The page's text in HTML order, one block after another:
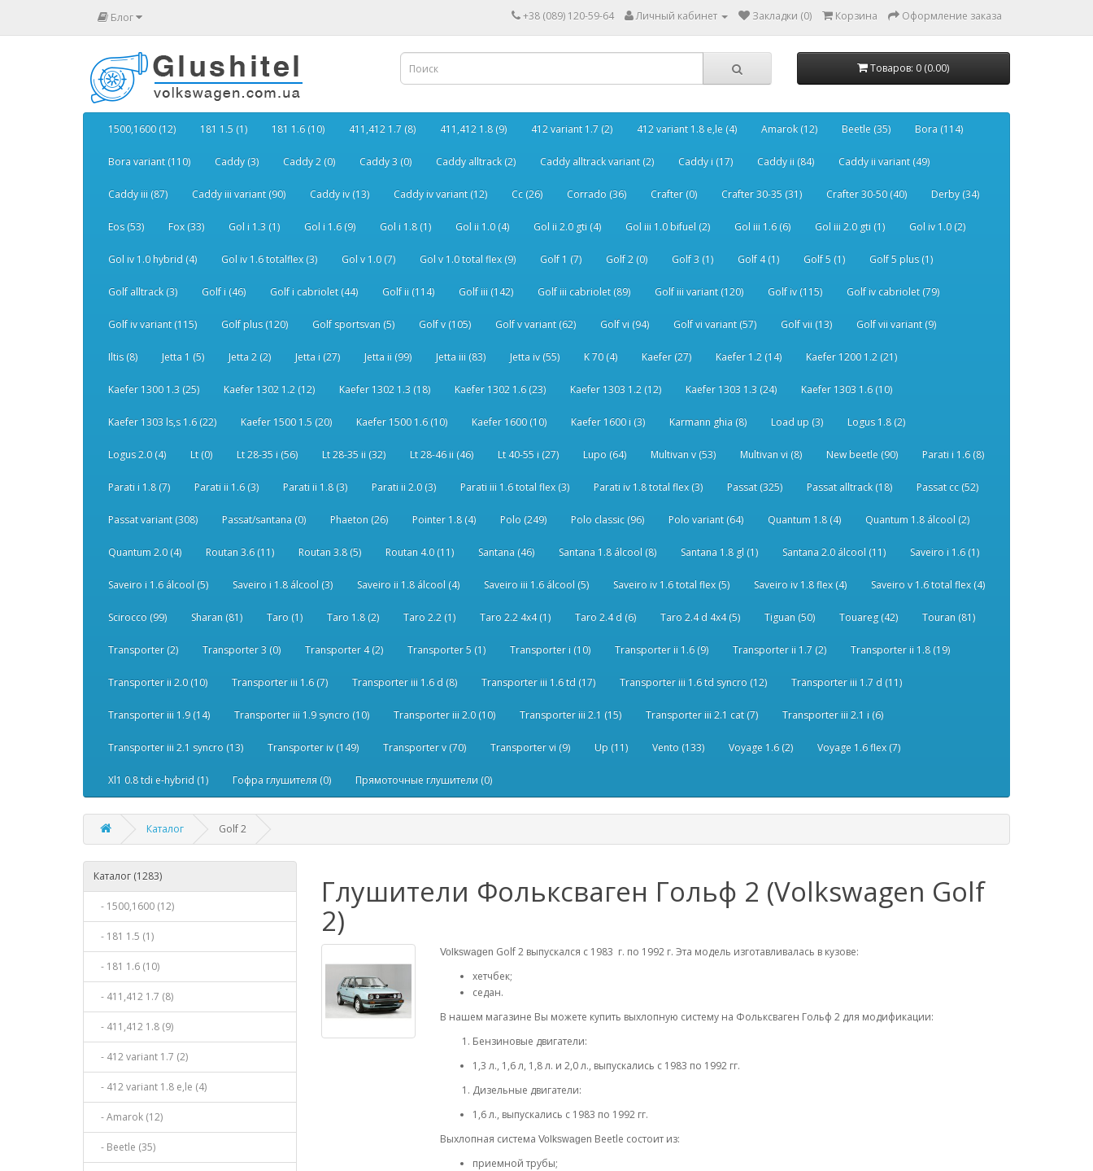
Блог +38 (089) 120-59-64 Личный кабинет Закладки (0) Корзина Оформление заказа
Товаров: 0 (0.00)
1500,1600 (12) 181 1.5 (1) 181 1.6 (10) 411,412 1.7 (8) 411,412 1.8 (9) 412 variant 1.7 (2) 412 variant 1.8 e,le (4) Amarok (12) Beetle (35) Bora (114)
Bora variant (110) Caddy (3) Caddy 2 (0) Caddy 3 (0) Caddy alltrack (2) Caddy alltrack variant (2) Caddy i (17) Caddy ii (84) Caddy ii variant (49)
Caddy iii (87) Caddy iii variant (90) Caddy iv (13) Caddy iv variant (12) Cc (26) Corrado (36) Crafter (0) Crafter 30-35 (31) Crafter 30-50 (40) Derby (34)
Eos (53) Fox (33) Gol i 1.3 (1) Gol i 1.6 (9) Gol i 1.8 (1) Gol ii 1.0 (4) Gol ii 2.0 gti (4) Gol iii 1.0 bifuel (2) Gol iii 1.6 (6) Gol iii 2.0 gti (1) Gol iv 1.0 (2)
Gol iv 1.0 hybrid (4) Gol iv 1.6 totalflex (3) Gol v 1.0 (7) Gol v 1.0 total flex (9) Golf 1 (7) Golf 2 (0) Golf 3 (1) Golf 4 (1) Golf 5 (1) Golf 5 plus (1)
Golf alltrack (3) Golf i (46) Golf i cabriolet (44) Golf ii (114) Golf iii (142) Golf iii cabriolet (89) Golf iii variant (120) Golf iv (115) Golf iv cabriolet (79)
Golf iv variant (115) Golf plus (120) Golf sportsvan (5) Golf v (105) Golf v variant (62) Golf vi (94) Golf vi variant (57) Golf vii (13) Golf vii variant (9)
Iltis (8) Jetta 1 (5) Jetta 2 (2) Jetta i (27) Jetta ii (99) Jetta iii (83) Jetta iv (55) K 70 (4) Kaefer (27) Kaefer 1.2 (14) Kaefer 1200 1.2 (21)
Kaefer 1300 1.3 (25) Kaefer 1302 1.2 (12) Kaefer 1302 1.3 (18) Kaefer 1302 1.6 (23) Kaefer 1303 1.2 (12) Kaefer 1303 1.3 (24) Kaefer 1303 1.6 (10)
Kaefer 1303 ls,s 1.6 (22) Kaefer 1500 1.5 (20) Kaefer 1500 1.6 (10) Kaefer 1600 (10) Kaefer 1600 i (3) Karmann ghia (8) Load up (3) Logus 1.8 (2)
Logus 2.0 (4) Lt (0) Lt 28-35 i (56) Lt 28-35 ii (32) Lt 28-46 ii (46) Lt 40-55 i (27) Lupo (64) Multivan v (53) Multivan vi (8) New beetle (90) Parati i 1.6 (8)
Parati i 1.8 (7) Parati ii 1.6 (3) Parati ii 1.8 (3) Parati ii 2.0 (3) Parati iii 1.6 total flex (3) Parati iv 1.8 total flex (3) Passat (325) Passat alltrack (18) Passat cc (52)
Passat variant (308) Passat/santana (0) Phaeton (26) Pointer 1.8 (4) Polo (249) Polo classic (96) Polo variant (64) Quantum 1.8 (4) Quantum 1.8 álcool (2)
Quantum 2.0 (4) Routan 3.6 (11) Routan 3.8 (5) Routan 4.0 (11) Santana (46) Santana 1.8 álcool (8) Santana 1.8 gl (1) Santana 2.0 álcool (11) Saveiro i 1.6 (1)
Saveiro i 1.6 álcool (5) Saveiro i 1.8 álcool (3) Saveiro ii 1.8 álcool (4) Saveiro iii 1.6 álcool (5) Saveiro iv 1.6 total flex (5) Saveiro iv 1.8 flex (4) Saveiro v 1.6 total flex (4)
Scirocco (99) Sharan (81) Taro (1) Taro 1.8 (2) Taro 2.2 (1) Taro 2.2 4x4 (1) Taro 2.4 d (6) Taro 2.4 d 4x4 (5) Tiguan (50) Touareg (42) Touran (81)
Transporter (2) Transporter 3 (0) Transporter 4 (2) Transporter 5 (1) Transporter i (10) Transporter ii 1.6 (9) Transporter ii 1.7 (2) Transporter ii 1.8 (19)
Transporter ii 2.0 (10) Transporter iii 1.6 (7) Transporter iii 1.6 d (8) Transporter iii 1.6 td (17) Transporter iii 1.6 td syncro (12) Transporter iii 1.7 d (11)
Transporter iii 1.9 (14) Transporter iii 1.9 syncro (10) Transporter iii 2.0 (10) Transporter iii 2.1 (15) Transporter iii 2.1 cat (7) Transporter iii 2.1 i (6)
Transporter iii 2.1 syncro (13) Transporter iv (149) Transporter v (70) Transporter vi (9) Up (11) Vento (133) Voyage 1.6 (2) Voyage 1.6 flex (7)
Xl1 0.8 tdi e-hybrid (1) Гофра глушителя (0) Прямоточные глушители (0)
Каталог Golf 2
Каталог (1283)
- 1500,1600 (12)
- 181 1.5 (1)
- 181 1.6 (10)
- 411,412 1.7 (8)
- 411,412 1.8 (9)
- 412 variant 1.7 (2)
- 412 variant 1.8 e,le (4)
- Amarok (12)
- Beetle (35)
Глушители Фольксваген Гольф 2 (Volkswagen Golf
2)
Volkswagen Golf 2 выпускался с 1983 г. по 1992 г. Эта модель изготавливалась в кузове:
хетчбек;
седан.
В нашем магазине Вы можете купить выхлопную систему на Фольксваген Гольф 2 для модификации:
Бензиновые двигатели:
1,3 л., 1,6 л, 1,8 л. и 2,0 л., выпускались с 1983 по 1992 гг.
Дизельные двигатели:
1,6 л., выпускались с 1983 по 1992 гг.
Выхлопная система Volkswagen Beetle состоит из:
приемной трубы;